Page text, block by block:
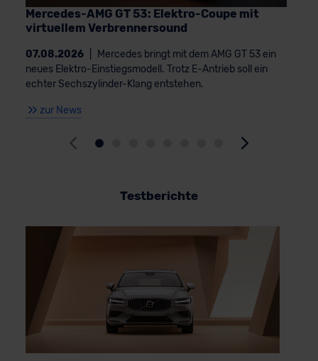
Mercedes-AMG GT 53: Elektro-Coupe mit
virtuellem Verbrennersound
07.08.2026
Mercedes bringt mit dem AMG GT 53 ein
neues Elektro-Einstiegsmodell. Trotz E-Antrieb soll ein
echter Sechszylinder-Klang entstehen.
zur News
Testberichte